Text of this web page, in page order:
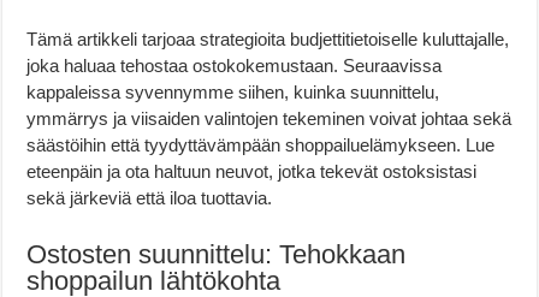
Tämä artikkeli tarjoaa strategioita budjettitietoiselle kuluttajalle,
joka haluaa tehostaa ostokokemustaan. Seuraavissa
kappaleissa syvennymme siihen, kuinka suunnittelu,
ymmärrys ja viisaiden valintojen tekeminen voivat johtaa sekä
säästöihin että tyydyttävämpään shoppailuelämykseen. Lue
eteenpäin ja ota haltuun neuvot, jotka tekevät ostoksistasi
sekä järkeviä että iloa tuottavia.
Ostosten suunnittelu: Tehokkaan
shoppailun lähtökohta